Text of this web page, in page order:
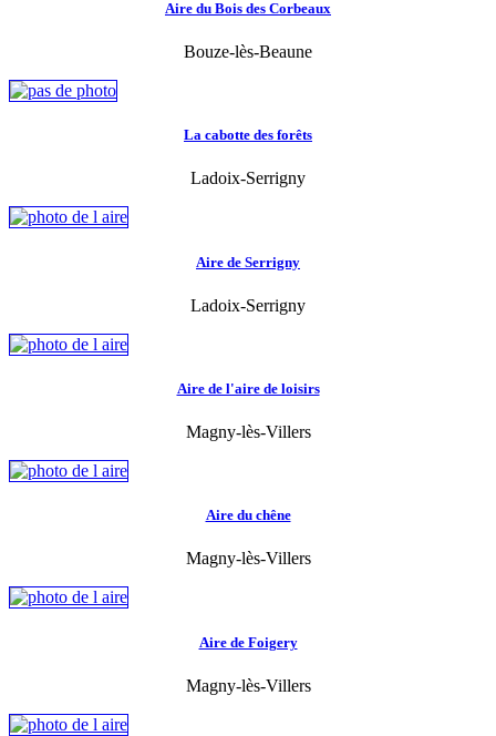
Aire du Bois des Corbeaux
Bouze-lès-Beaune
La cabotte des forêts
Ladoix-Serrigny
Aire de Serrigny
Ladoix-Serrigny
Aire de l'aire de loisirs
Magny-lès-Villers
Aire du chêne
Magny-lès-Villers
Aire de Foigery
Magny-lès-Villers